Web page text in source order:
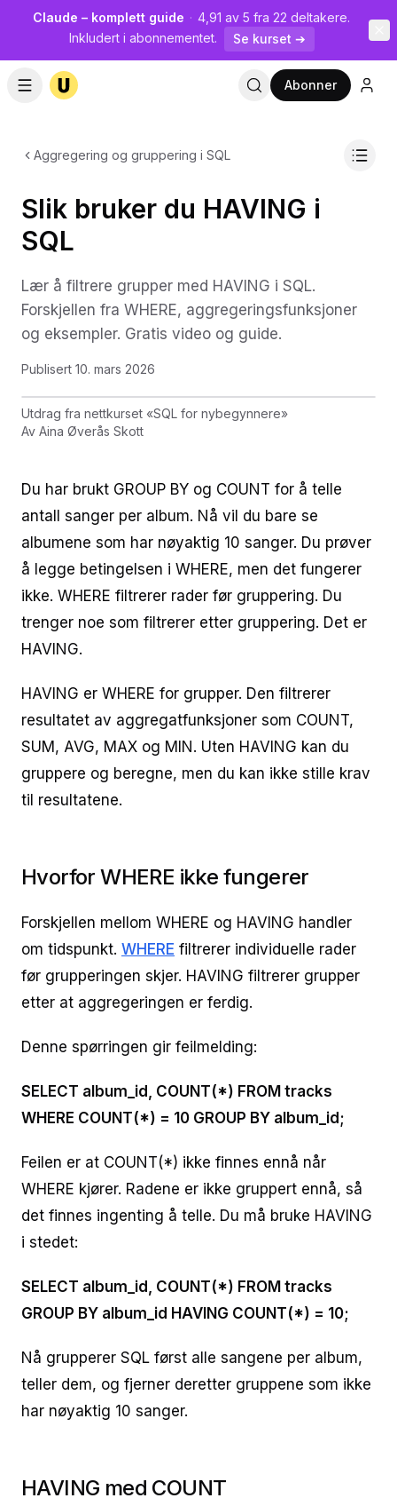
Claude – komplett guide · 4,91 av 5 fra 22 deltakere.
Inkludert i abonnementet.
Se kurset ➔
Abonner
Aggregering og gruppering i SQL
Slik bruker du HAVING i
SQL
Lær å filtrere grupper med HAVING i SQL.
Forskjellen fra WHERE, aggregeringsfunksjoner
og eksempler. Gratis video og guide.
Publisert 10. mars 2026
Utdrag fra nettkurset «SQL for nybegynnere»
Av Aina Øverås Skott
Du har brukt GROUP BY og COUNT for å telle
antall sanger per album. Nå vil du bare se
albumene som har nøyaktig 10 sanger. Du prøver
å legge betingelsen i WHERE, men det fungerer
ikke. WHERE filtrerer rader før gruppering. Du
trenger noe som filtrerer etter gruppering. Det er
HAVING.
HAVING er WHERE for grupper. Den filtrerer
resultatet av aggregatfunksjoner som COUNT,
SUM, AVG, MAX og MIN. Uten HAVING kan du
gruppere og beregne, men du kan ikke stille krav
til resultatene.
Hvorfor WHERE ikke fungerer
Forskjellen mellom WHERE og HAVING handler
om tidspunkt. WHERE filtrerer individuelle rader
før grupperingen skjer. HAVING filtrerer grupper
etter at aggregeringen er ferdig.
Denne spørringen gir feilmelding:
SELECT album_id, COUNT(*) FROM tracks
WHERE COUNT(*) = 10 GROUP BY album_id;
Feilen er at COUNT(*) ikke finnes ennå når
WHERE kjører. Radene er ikke gruppert ennå, så
det finnes ingenting å telle. Du må bruke HAVING
i stedet:
SELECT album_id, COUNT(*) FROM tracks
GROUP BY album_id HAVING COUNT(*) = 10;
Nå grupperer SQL først alle sangene per album,
teller dem, og fjerner deretter gruppene som ikke
har nøyaktig 10 sanger.
HAVING med COUNT